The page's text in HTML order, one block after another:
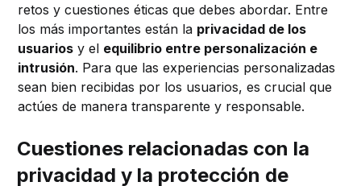
retos y cuestiones éticas que debes abordar. Entre
los más importantes están la privacidad de los
usuarios y el equilibrio entre personalización e
intrusión. Para que las experiencias personalizadas
sean bien recibidas por los usuarios, es crucial que
actúes de manera transparente y responsable.
Cuestiones relacionadas con la
privacidad y la protección de